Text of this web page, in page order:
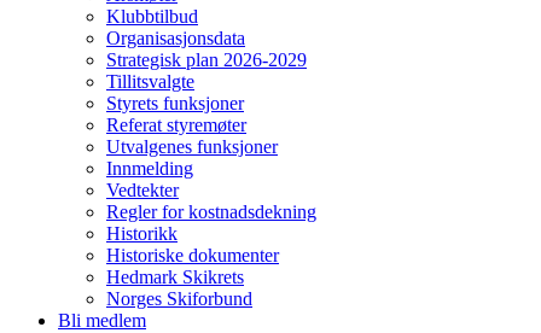
Klubbtilbud
Organisasjonsdata
Strategisk plan 2026-2029
Tillitsvalgte
Styrets funksjoner
Referat styremøter
Utvalgenes funksjoner
Innmelding
Vedtekter
Regler for kostnadsdekning
Historikk
Historiske dokumenter
Hedmark Skikrets
Norges Skiforbund
Bli medlem